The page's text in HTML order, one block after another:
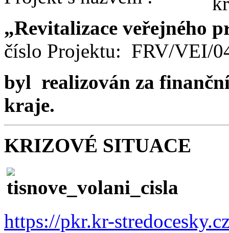
„Revitalizace veřejného
číslo Projektu: FRV/VEI/
byl realizován za
kraje.
KRIZOVÉ SITUACE
https://pkr.kr-